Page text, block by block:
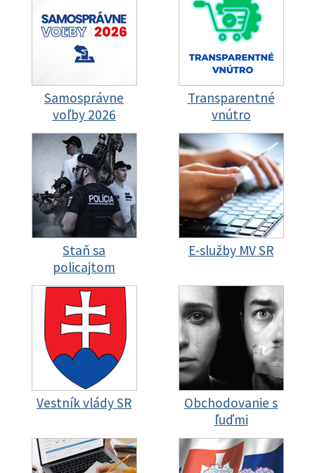
Samosprávne
voľby 2026
Transparentné
vnútro
Staň sa
policajtom
E-služby MV SR
Vestník vlády SR
Obchodovanie s
ľuďmi